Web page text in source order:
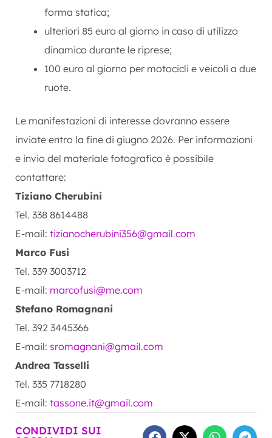
forma statica;
ulteriori 85 euro al giorno in caso di utilizzo
dinamico durante le riprese;
100 euro al giorno per motocicli e veicoli a due
ruote.
Le manifestazioni di interesse dovranno essere
inviate entro la fine di giugno 2026. Per informazioni
e invio del materiale fotografico è possibile
contattare:
Tiziano Cherubini
Tel. 338 8614488
E-mail: tizianocherubini356@gmail.com
Marco Fusi
Tel. 339 3003712
E-mail: marcofusi@me.com
Stefano Romagnani
Tel. 392 3445366
E-mail: sromagnani@gmail.com
Andrea Tasselli
Tel. 335 7718280
E-mail: tassone.it@gmail.com
CONDIVIDI SUI